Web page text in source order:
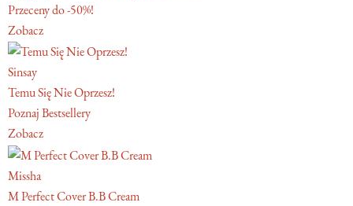
Przeceny do -50%!
Zobacz
Sinsay
Temu Się Nie Oprzesz!
Poznaj Bestsellery
Zobacz
Missha
M Perfect Cover B.B Cream